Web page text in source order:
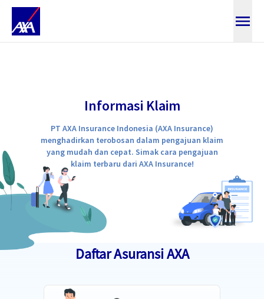
Informasi Klaim
PT AXA Insurance Indonesia (AXA Insurance)
menghadirkan terobosan dalam pengajuan klaim
yang mudah dan cepat. Simak cara pengajuan
klaim terbaru dari AXA Insurance!
Daftar Asuransi AXA